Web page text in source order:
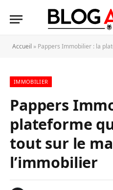
Accueil » Pappers Immobilier : la plateforme
IMMOBILIER
Pappers
plateforme
tout sur le
l’immobilier